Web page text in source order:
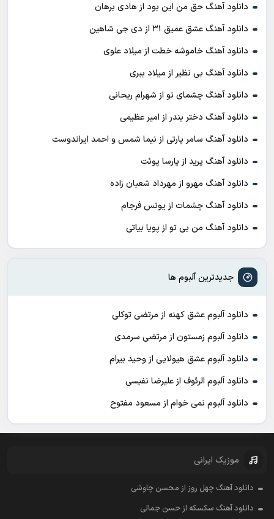
دانلود آهنگ حق من این بود از هادی برهان
دانلود آهنگ عشق عمیق ۳۱ از دی جی شاهین
دانلود آهنگ خاموشه خطت از میلاد علوی
دانلود آهنگ بی نظیر از میلاد ببری
دانلود آهنگ چشمای تو از شهرام ریحانی
دانلود آهنگ دختر بندر از امیر عظیمی
دانلود آهنگ سامر پارتی از نیما شمس و احمد ایراندوست
دانلود آهنگ پرید از پارسا پوئت
دانلود آهنگ مهرو از مهرداد شعبان زاده
دانلود آهنگ چشمات از یونس فرجام
دانلود آهنگ من بی تو از پویا بیاتی
جدیدترین آلبوم ها
دانلود آلبوم عشق کهنه از مرتضی توکلی
دانلود آلبوم زمستون از مرتضی سرمدی
دانلود آلبوم عشق هیولایی از وحید بیرام
دانلود آلبوم الرئوف از علیرضا نفیسی
دانلود آلبوم نمی خوام از مسعود مفتوح
موزیک ایرانی
دانلود آهنگ چهل روز از محسن چاوشی
دانلود آهنگ سکسکه از حسن جمالی